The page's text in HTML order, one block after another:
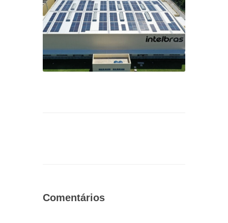
Comentários